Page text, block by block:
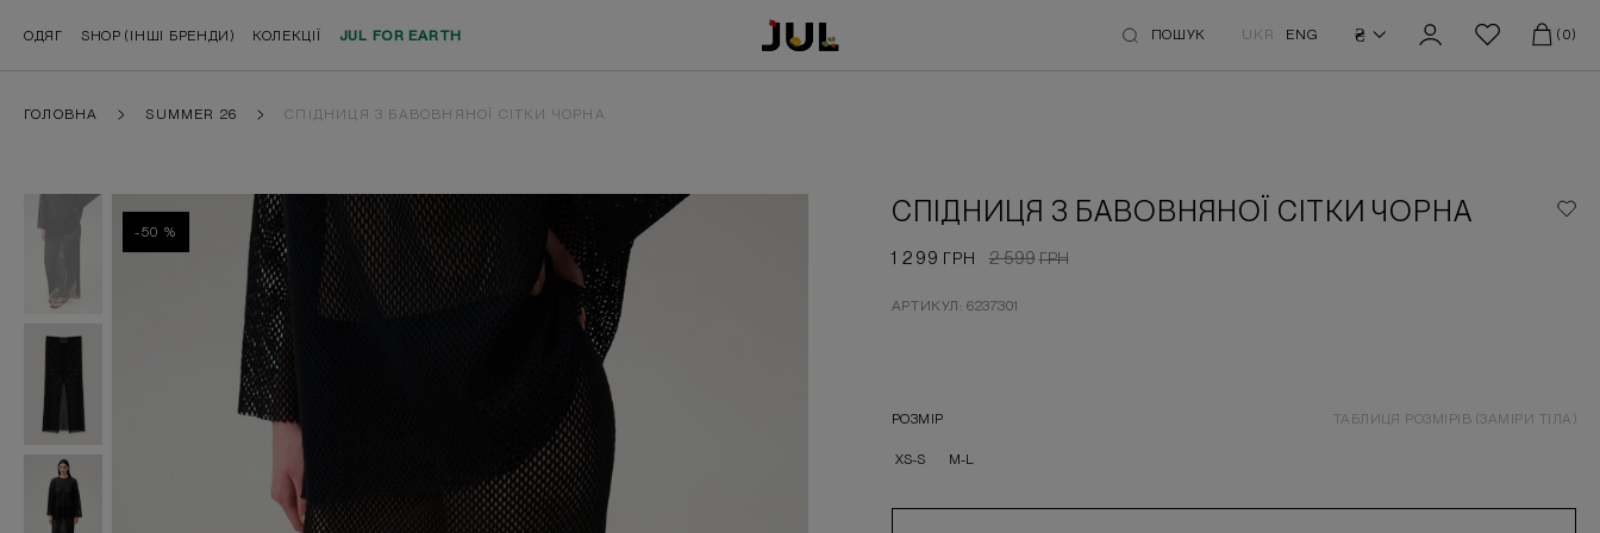
ОДЯГ SHOP (ІНШІ БРЕНДИ) КОЛЕКЦІЇ JUL FOR EARTH ПОШУК UKR ENG ₴ (0)
ГОЛОВНА SUMMER 26 СПІДНИЦЯ З БАВОВНЯНОЇ СІТКИ ЧОРНА
-50 %
СПІДНИЦЯ З БАВОВНЯНОЇ СІТКИ ЧОРНА
2 599ГРН
1 299 ГРН
АРТИКУЛ: 6237301
РОЗМІР
XS-S M-L
ТАБЛИЦЯ РОЗМІРІВ (ЗАМІРИ ТІЛА)